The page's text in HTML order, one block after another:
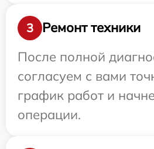
3
Ремонт техники
После полной
согласуем с вами
график работ и
операции.